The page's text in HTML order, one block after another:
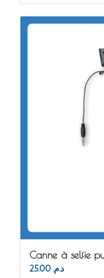
Canne à selfie
د.م. 25.00